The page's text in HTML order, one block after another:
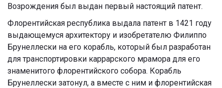
Возрождения был выдан первый настоящий патент.
Флорентийская республика выдала патент в 1421 году
выдающемуся архитектору и изобретателю Филиппо
Брунеллески на его корабль, который был разработан
для транспортировки каррарского мрамора для его
знаменитого флорентийского собора. Корабль
Брунеллески затонул, а вместе с ним и флорентийская